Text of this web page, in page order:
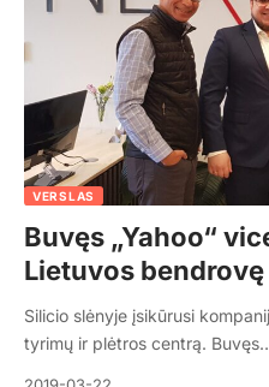
VERSLAS
Buvęs „Yahoo“
Lietuvos
Silicio slėnyje įsikūrusi
tyrimų ir plėtros centrą.